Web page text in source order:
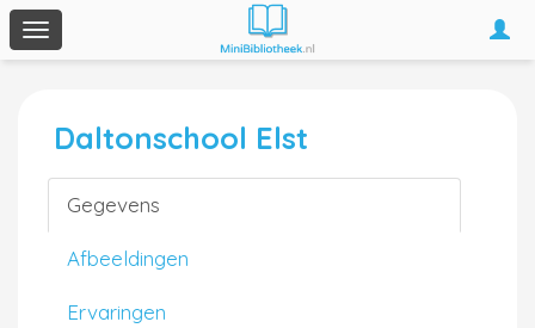
Toggle
navigation
Daltonschool Elst
Gegevens
Afbeeldingen
Ervaringen